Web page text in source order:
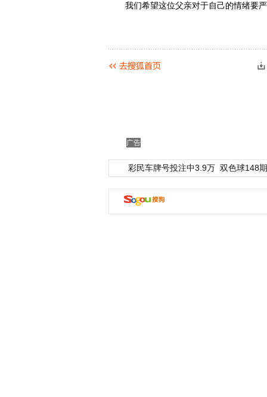
我们希望这位父亲对于自己的情绪要严
广告
彩民车牌号投注中3.9万 双色球148